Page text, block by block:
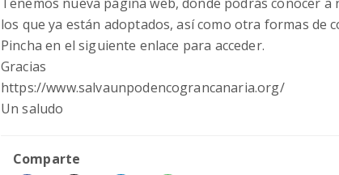
los que ya están adoptados, así como otra formas de
Pincha en el siguiente enlace para acceder.
Gracias
https://www.salvaunpodencograncanaria.org/
Un saludo
Comparte